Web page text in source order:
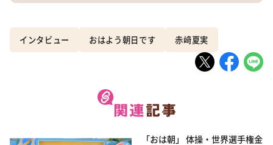
インタビュー おはよう朝日です 赤﨑夏実
「おは朝」 体操・世界選手権金